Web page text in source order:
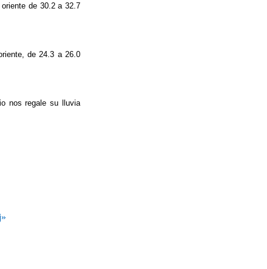
de 30.2 a 32.7
de 24.3 a 26.0
nos regale su lluvia